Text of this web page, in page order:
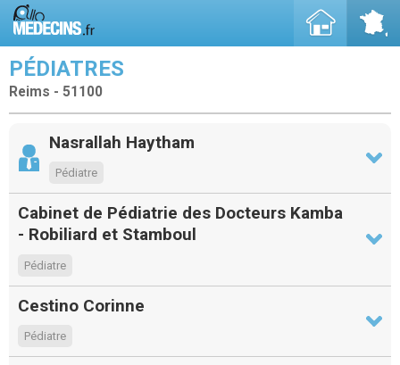
PÉDIATRES
Reims - 51100
Nasrallah Haytham
Pédiatre
Cabinet de Pédiatrie des Docteurs Kamba
- Robiliard et Stamboul
Pédiatre
Cestino Corinne
Pédiatre